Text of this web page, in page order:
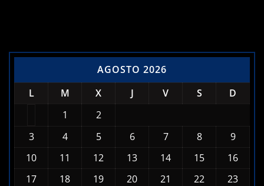
AGOSTO 2026
L
M X J V S
D
1
2
3
4 5 6 7 8
9
10
11 12 13 14 15
16
17
18 19 20 21 22
23